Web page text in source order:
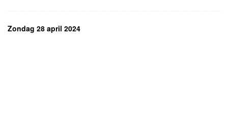
Zondag 28 april 2024